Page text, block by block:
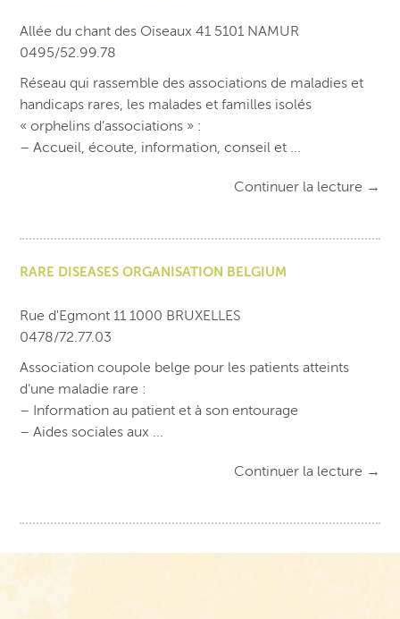
Allée du chant des Oiseaux 41 5101 NAMUR
0495/52.99.78
Réseau qui rassemble des associations de maladies et
handicaps rares, les malades et familles isolés
« orphelins d’associations » :
– Accueil, écoute, information, conseil et ...
Continuer la lecture →
RARE DISEASES ORGANISATION BELGIUM
Rue d'Egmont 11 1000 BRUXELLES
0478/72.77.03
Association coupole belge pour les patients atteints
d’une maladie rare :
– Information au patient et à son entourage
– Aides sociales aux ...
Continuer la lecture →